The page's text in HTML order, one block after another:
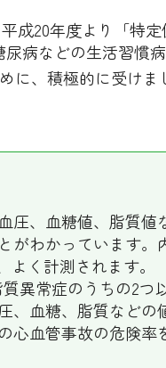
成20年度より「特
病などの生活習慣
、積極的に受けま
圧、血糖値、脂質値
がわかっています。
く計測されます。
異常症のうちの2つ
、血糖、脂質などの
心血管事故の危険率